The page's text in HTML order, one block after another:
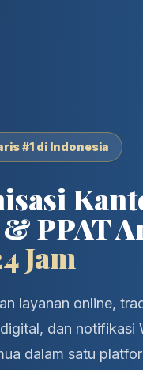
#1 di Indonesia
PPAT
Jam
layanan online,
dan notifikasi
dalam satu